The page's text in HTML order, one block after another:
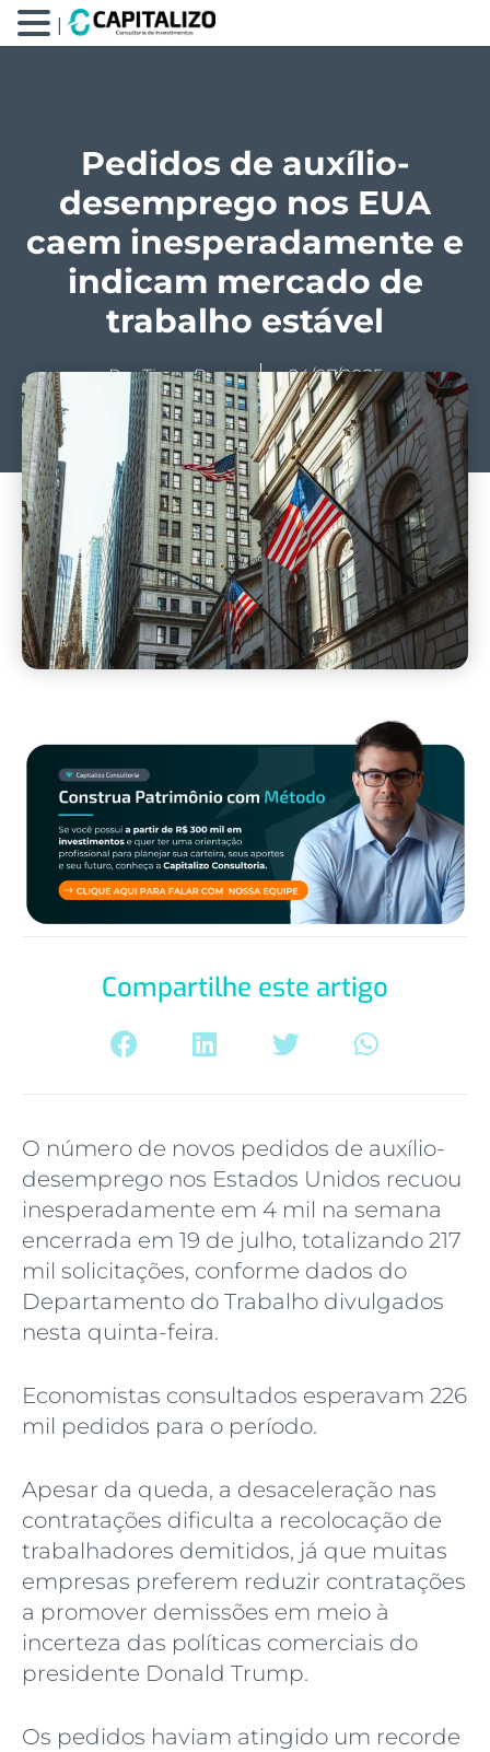
Pedidos de auxílio-
desemprego nos EUA
caem inesperadamente e
indicam mercado de
trabalho estável
PorTiago Prux 24/07/2025
Compartilhe este artigo
O número de novos pedidos de auxílio-
desemprego nos Estados Unidos recuou
inesperadamente em 4 mil na semana
encerrada em 19 de julho, totalizando 217
mil solicitações, conforme dados do
Departamento do Trabalho divulgados
nesta quinta-feira.
Economistas consultados esperavam 226
mil pedidos para o período.
Apesar da queda, a desaceleração nas
contratações dificulta a recolocação de
trabalhadores demitidos, já que muitas
empresas preferem reduzir contratações
a promover demissões em meio à
incerteza das políticas comerciais do
presidente Donald Trump.
Os pedidos haviam atingido um recorde